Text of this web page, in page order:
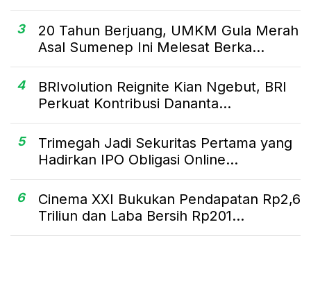
3
20 Tahun Berjuang, UMKM Gula Merah
Asal Sumenep Ini Melesat Berka...
4
BRIvolution Reignite Kian Ngebut, BRI
Perkuat Kontribusi Dananta...
5
Trimegah Jadi Sekuritas Pertama yang
Hadirkan IPO Obligasi Online...
6
Cinema XXI Bukukan Pendapatan Rp2,6
Triliun dan Laba Bersih Rp201...